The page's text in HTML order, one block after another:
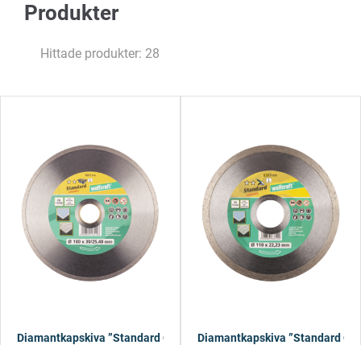
Produkter
Hittade produkter: 28
Diamantkapskiva ”Standard Ceramic”Diamantkapskiva ”Standard